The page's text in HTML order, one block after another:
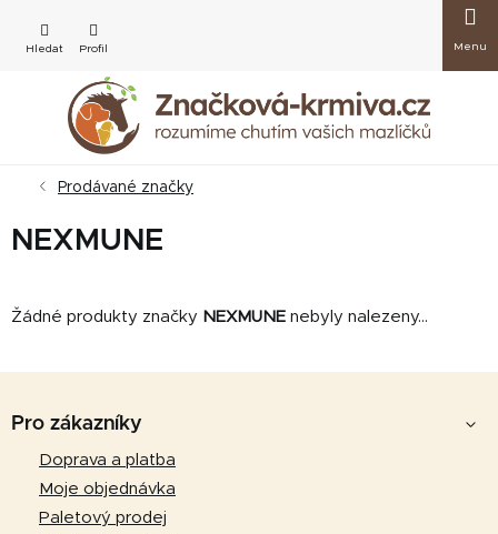
obsah
košík
Prodávané značky
NEXMUNE
Žádné produkty značky NEXMUNE nebyly nalezeny...
Pro zákazníky
Doprava a platba
Moje objednávka
Paletový prodej